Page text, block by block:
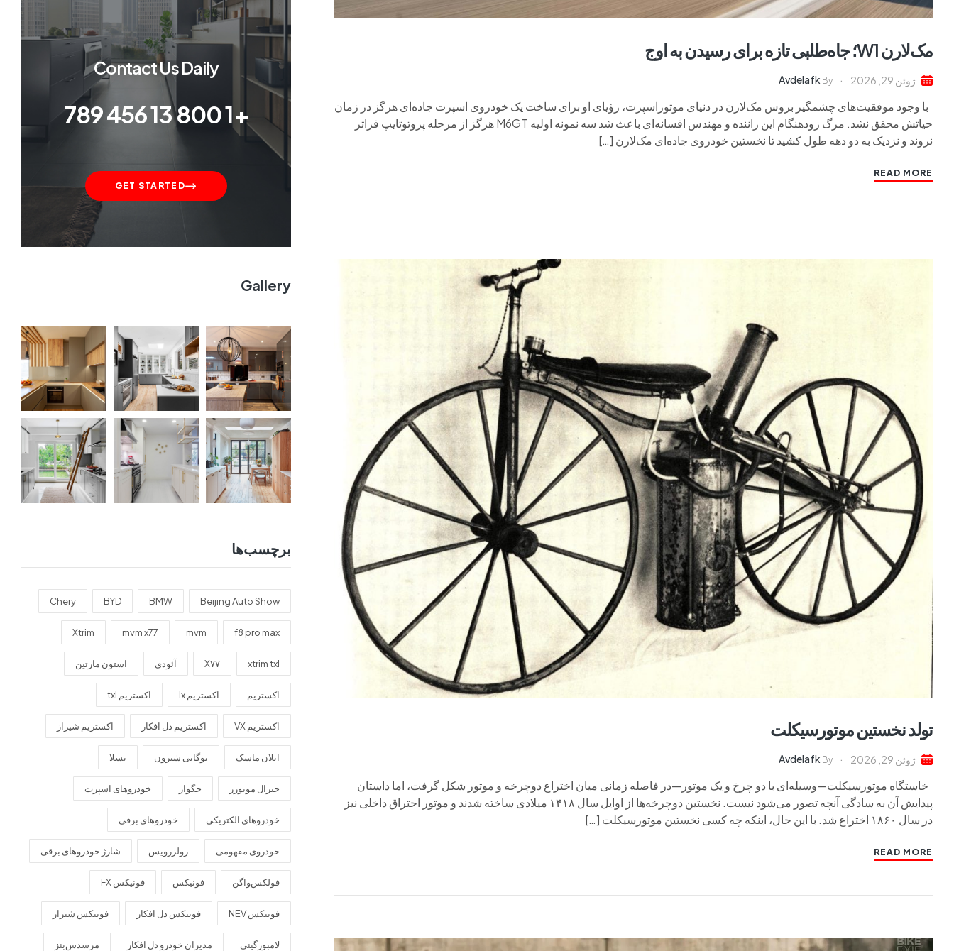
مک‌لارن W1؛ جاه‌طلبی تازه برای رسیدن به اوج
ژوئن 29, 2026 By
Avdelafk
با وجود موفقیت‌های چشمگیر بروس مک‌لارن در دنیای موتوراسپرت، رؤیای او برای ساخت یک خودروی اسپرت جاده‌ای هرگز در زمان
حیاتش محقق نشد. مرگ زودهنگام این راننده و مهندس افسانه‌ای باعث شد سه نمونه اولیه M6GT هرگز از مرحله پروتوتایپ فراتر
نروند و نزدیک به دو دهه طول کشید تا نخستین خودروی جاده‌ای مک‌لارن […]
READ MORE
تولد نخستین موتورسیکلت
ژوئن 29, 2026 By
Avdelafk
خاستگاه موتورسیکلت—وسیله‌ای با دو چرخ و یک موتور—در فاصله زمانی میان اختراع دوچرخه و موتور شکل گرفت، اما داستان
پیدایش آن به سادگی آنچه تصور می‌شود نیست. نخستین دوچرخه‌ها از اوایل سال ۱۴۱۸ میلادی ساخته شدند و موتور احتراق داخلی نیز
در سال ۱۸۶۰ اختراع شد. با این حال، اینکه چه کسی نخستین موتورسیکلت […]
READ MORE
Contact Us Daily
+1 800 13 456 789
GET STARTED
Gallery
برچسب‌ها
Beijing Auto Show
BMW
BYD
Chery
f8 pro max
mvm
mvm x77
Xtrim
xtrim txl X۷۷ آئودی استون مارتین
اکستریم اکستریم lx اکستریم txl
اکستریم VX اکستریم دل افکار اکستریم شیراز
ایلان ماسک بوگاتی شیرون تسلا
جنرال موتورز جگوار خودروهای اسپرت
خودروهای الکتریکی خودروهای برقی
خودروی مفهومی رولزرویس شارژ خودروهای برقی
فولکس‌واگن فونیکس فونیکس FX
فونیکس NEV فونیکس دل افکار فونیکس شیراز
لامبورگینی مدیران خودرو دل افکار مرسدس‌بنز